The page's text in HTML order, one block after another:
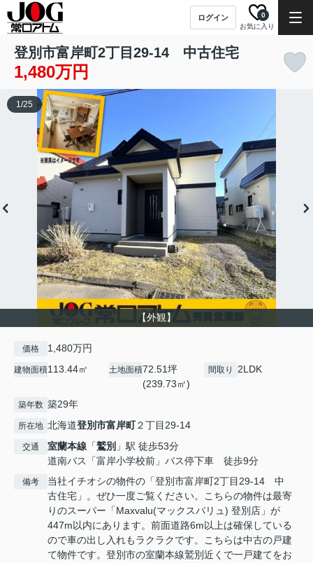
ログイン
お気に入り
0
登別市富岸町2丁目29-14 中古住宅
1,480万円
【外観】
1/25
価格 1,480万円
建物面積113.44㎡ 土地面積72.51坪
(239.73㎡)
間取り 2LDK
築年数 築29年
所在地 北海道登別市富岸町２丁目29-14
交通 室蘭本線 「鷲別 」駅 徒歩53分
道南バス「富岸小学校前」バス停下車 徒歩9分
備考
当社イチオシの物件の「登別市富岸町2丁目29-14 中
古住宅」。ぜひ一度ご覧ください。こちらの物件は最寄
りのスーパー「Maxvalu(マックスバリュ) 登別店」が
447m以内にあります。前面道路6m以上は確保している
ので車の出し入れもラクラクです。こちらは中古の戸建
て物件です。登別市の室蘭本線鷲別近くで一戸建てをお